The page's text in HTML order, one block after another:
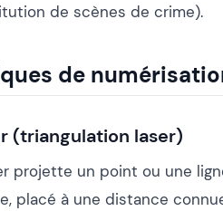
de scènes de crime).
de
(triangulation laser)
projette un point ou une
placé à une distance